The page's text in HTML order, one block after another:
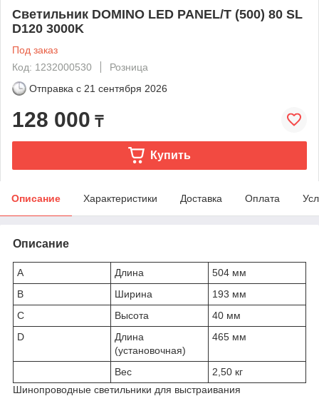
Светильник DOMINO LED PANEL/T (500) 80 SL
D120 3000K
Под заказ
Код: 1232000530
Розница
Отправка с 21 сентября 2026
128 000 ₸
Купить
Описание Характеристики Доставка Оплата
Описание
A Длина
504 мм
B
Ширина
193 мм
C
Высота
40 мм
D
Длина
(установочная)
465 мм
Вес
2,50 кг
Шинопроводные светильники для выстраивания